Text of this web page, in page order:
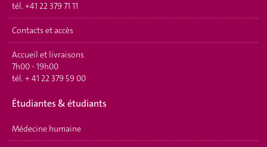
tél. +41 22 379 71 11
Contacts et accès
Accueil et livraisons
7h00 - 19h00
tél. + 41 22 379 59 00
Étudiantes & étudiants
Médecine humaine